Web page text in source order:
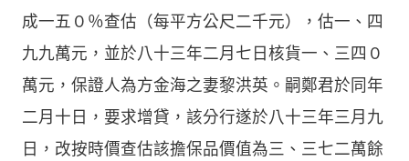
成一五０％查估（每平方公尺二千元），估一、四
九九萬元，並於八十三年二月七日核貨一、三四０
萬元，保證人為方金海之妻黎洪英。嗣鄭君於同年
二月十日，要求增貸，該分行遂於八十三年三月九
日，改按時價查估該擔保品價值為三、三七二萬餘